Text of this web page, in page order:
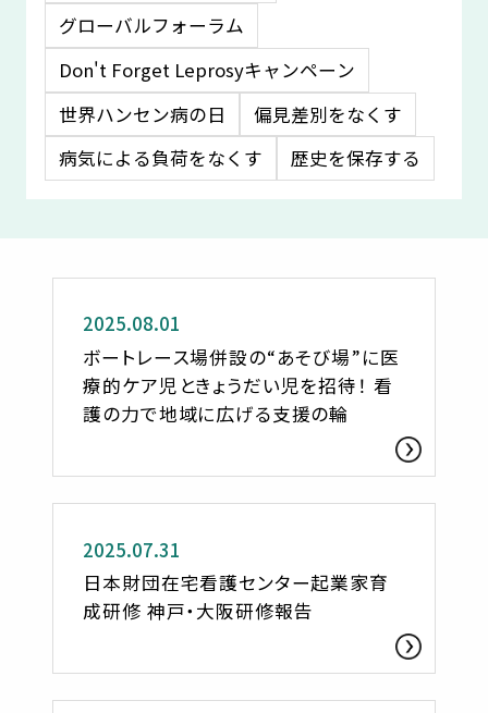
グローバルフォーラム
Don't Forget Leprosyキャンペーン
世界ハンセン病の日
偏見差別をなくす
病気による負荷をなくす
歴史を保存する
2025.08.01
ボートレース場併設の“あそび場”に医
療的ケア児ときょうだい児を招待！ 看
護の力で地域に広げる支援の輪
活動レポート
2025.07.31
日本財団在宅看護センター起業家育
成研修 神戸・大阪研修報告
ささへるジャーナル